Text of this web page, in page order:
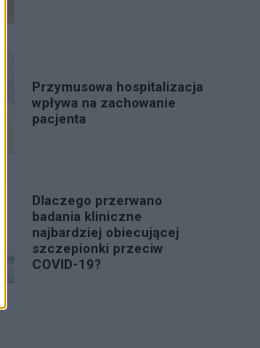
Przymusowa hospitalizacja
wpływa na zachowanie
pacjenta
Dlaczego przerwano
badania kliniczne
najbardziej obiecującej
szczepionki przeciw
COVID-19?